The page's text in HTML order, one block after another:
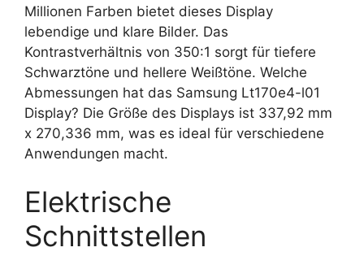
Millionen Farben bietet dieses Display
lebendige und klare Bilder. Das
Kontrastverhältnis von 350:1 sorgt für tiefere
Schwarztöne und hellere Weißtöne. Welche
Abmessungen hat das Samsung Lt170e4-l01
Display? Die Größe des Displays ist 337,92 mm
x 270,336 mm, was es ideal für verschiedene
Anwendungen macht.
Elektrische
Schnittstellen